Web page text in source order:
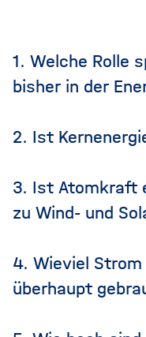
1. Welche Rolle
bisher in der
2. Ist
3. Ist Atomkraft
zu Wind- und
4. Wieviel
überhaupt